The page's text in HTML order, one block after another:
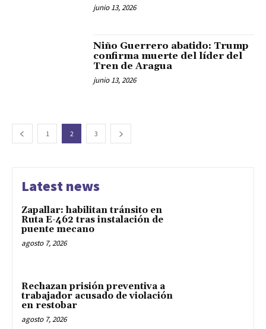
junio 13, 2026
Niño Guerrero abatido: Trump
confirma muerte del líder del
Tren de Aragua
junio 13, 2026
1 2 3
Latest news
Zapallar: habilitan tránsito en
Ruta E-462 tras instalación de
puente mecano
agosto 7, 2026
Rechazan prisión preventiva a
trabajador acusado de violación
en restobar
agosto 7, 2026